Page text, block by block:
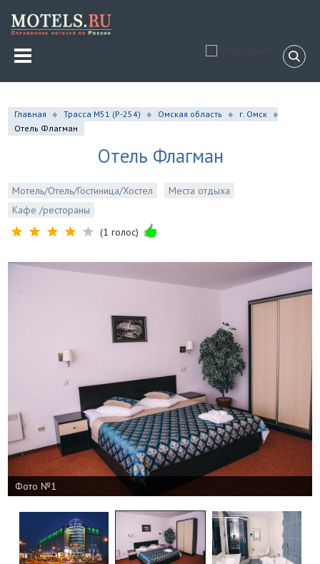
Главная Трасса М51 (P-254) Омская область
г. Омск
Отель Флагман
Отель Флагман
Мотель/Отель/Гостиница/Хостел
Места отдыха
Кафе /рестораны
(1 голос)
Фото №1